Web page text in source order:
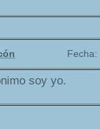
Fecha:
soy yo.